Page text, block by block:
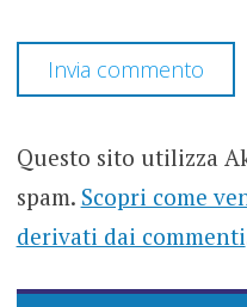
Questo sito utilizza
spam. Scopri come
derivati dai commenti